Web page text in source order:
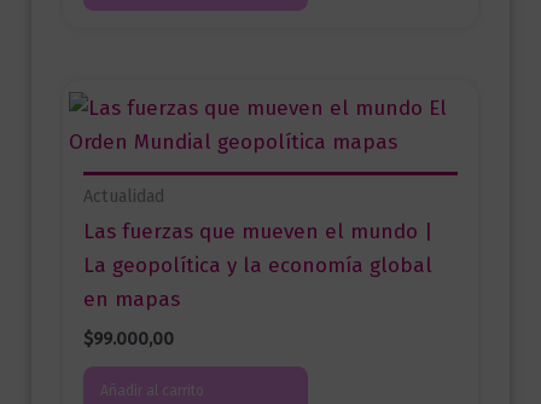
Actualidad
Las fuerzas que mueven el mundo |
La geopolítica y la economía global
en mapas
$99.000,00
Añadir al carrito